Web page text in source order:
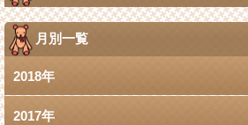
月別一覧
2018年
5月 (2)
2017年